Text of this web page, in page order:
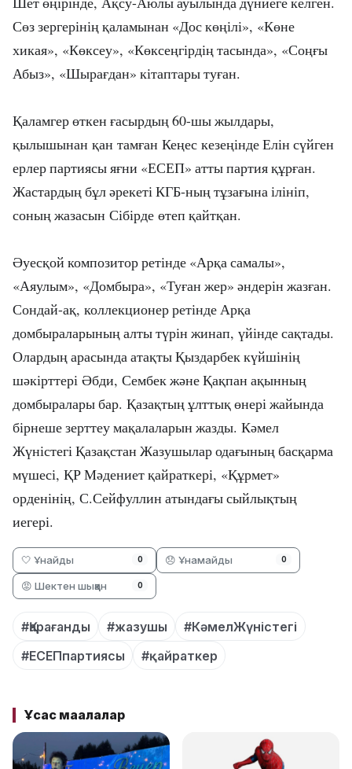
өң қ ү
Сөззергерініңқаламынан «Доскөңілі», «Көне
хикая», «Көксеу», «Көксеңгірдіңтасында», «Соңғы
Абыз», «Шырағдан» кітаптарытуған.
Қаламгерөткен ғасырдың60-шыжылдары,
қылышынан қан тамған Кеңес кезеңіндеЕлін сүйген
ерлерпартиясыяғни «ЕСЕП» аттыпартияқұрған.
ЖастардыңбұләрекетіКГБ-ныңтұзағынаілініп,
соныңжазасын Сібірде өтеп қайтқан.
Әуесқой композиторретінде «Арқасамалы»,
«Аяулым», «Домбыра», «Туған жер» әндерін жазған.
Сондай-ақ, коллекционерретіндеАрқа
домбыраларыныңалтытүрін жинап, үйіндесақтады.
ОлардыңарасындаатақтыҚыздарбеккүйшінің
шәкірттері Әбди, СембекжәнеҚақпан ақынның
домбыраларыбар. Қазақтыңұлттықөнеріжайында
бірнешезерттеумақалаларын жазды. Кәмел
ЖүністегіҚазақстан Жазушылародағыныңбасқарма
мүшесі, ҚРМәдениетқайраткері, «Құрмет»
орденінің, С.Сейфуллин атындағысыйлықтың
иегері.
🤍 Ұнайды 0 😞 Ұнамайды 0
😡 Шектен шыққан 0
#Қарағанды #жазушы
#КәмелЖүністегі
#ЕСЕПпартиясы
#қайраткер
Ұқсас мақалалар